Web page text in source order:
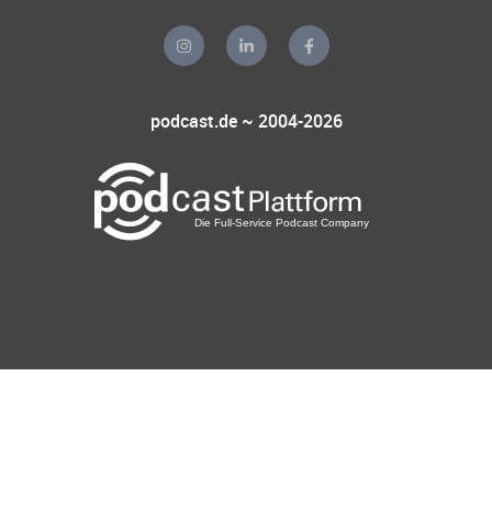
podcast.de ~ 2004-2026